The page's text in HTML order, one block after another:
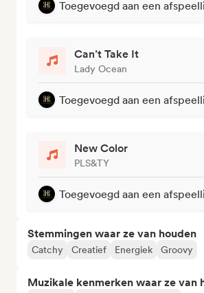
Toegevoegd aan een
Can’t Take It
Lady Ocean
Toegevoegd aan een
New Color
PLS&TY
Toegevoegd aan een
Stemmingen waar ze van houden
Catchy Creatief Energiek Groovy
Muzikale kenmerken waar ze van